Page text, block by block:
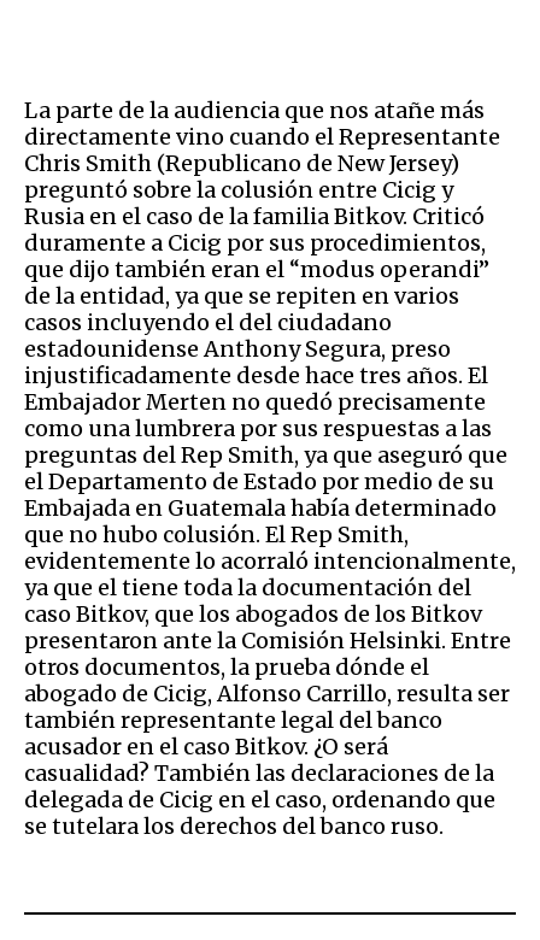
La parte de la audiencia que nos atañe más
directamente vino cuando el Representante
Chris Smith (Republicano de New Jersey)
preguntó sobre la colusión entre Cicig y
Rusia en el caso de la familia Bitkov. Criticó
duramente a Cicig por sus procedimientos,
que dijo también eran el “modus operandi”
de la entidad, ya que se repiten en varios
casos incluyendo el del ciudadano
estadounidense Anthony Segura, preso
injustificadamente desde hace tres años. El
Embajador Merten no quedó precisamente
como una lumbrera por sus respuestas a las
preguntas del Rep Smith, ya que aseguró que
el Departamento de Estado por medio de su
Embajada en Guatemala había determinado
que no hubo colusión. El Rep Smith,
evidentemente lo acorraló intencionalmente,
ya que el tiene toda la documentación del
caso Bitkov, que los abogados de los Bitkov
presentaron ante la Comisión Helsinki. Entre
otros documentos, la prueba dónde el
abogado de Cicig, Alfonso Carrillo, resulta ser
también representante legal del banco
acusador en el caso Bitkov. ¿O será
casualidad? También las declaraciones de la
delegada de Cicig en el caso, ordenando que
se tutelara los derechos del banco ruso.